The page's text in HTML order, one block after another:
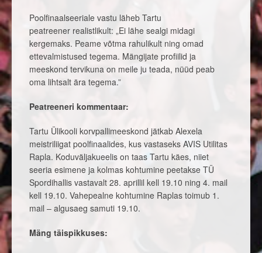
Poolfinaalseeriale vastu läheb Tartu
peatreener realistlikult: „Ei lähe sealgi midagi
kergemaks. Peame võtma rahulikult ning omad
ettevalmistused tegema. Mängijate profiilid ja
meeskond tervikuna on meile ju teada, nüüd peab
oma lihtsalt ära tegema.”
Peatreeneri kommentaar:
Tartu Ülikooli korvpallimeeskond jätkab Alexela
meistriliigat poolfinaalides, kus vastaseks AVIS Utilitas
Rapla. Koduväljakueelis on taas Tartu käes, niiet
seeria esimene ja kolmas kohtumine peetakse TÜ
Spordihallis vastavalt 28. aprillil kell 19.10 ning 4. mail
kell 19.10. Vahepealne kohtumine Raplas toimub 1.
mail – algusaeg samuti 19.10.
Mäng täispikkuses: